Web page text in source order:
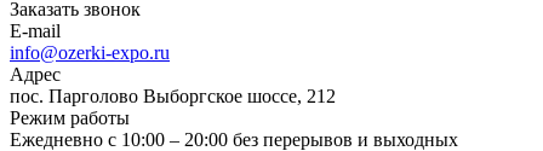
Заказать звонок
E-mail
info@ozerki-expo.ru
Адрес
пос. Парголово Выборгское шоссе, 212
Режим работы
Ежедневно с 10:00 – 20:00 без перерывов и выходных